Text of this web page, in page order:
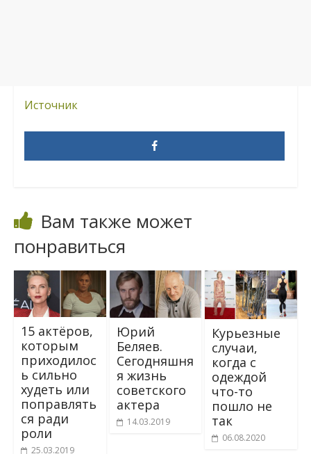
Источник
Вам также может
понравиться
15 актёров,
которым
приходилос
ь сильно
худеть или
поправлять
ся ради
роли
25.03.2019
Юрий
Беляев.
Сегодняшня
я жизнь
советского
актера
14.03.2019
Курьезные
случаи,
когда с
одеждой
что-то
пошло не
так
06.08.2020